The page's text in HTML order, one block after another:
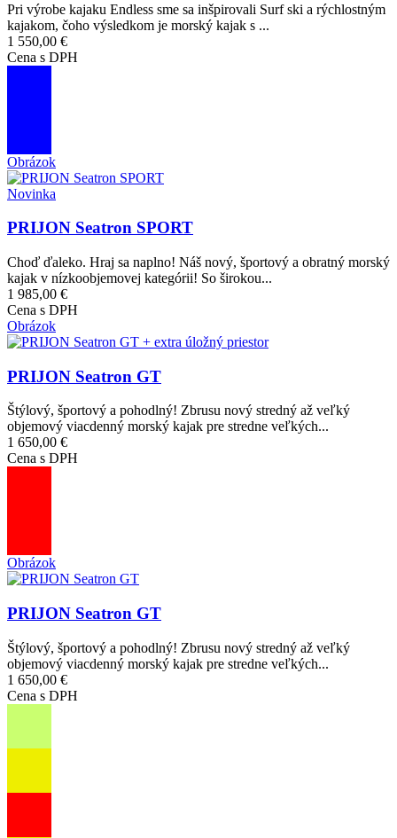
Pri výrobe kajaku Endless sme sa inšpirovali Surf ski a rýchlostným
kajakom, čoho výsledkom je morský kajak s ...
1 550,00 €
Cena s DPH
Obrázok
Novinka
PRIJON Seatron SPORT
Choď ďaleko. Hraj sa naplno! Náš nový, športový a obratný morský
kajak v nízkoobjemovej kategórii! So širokou...
1 985,00 €
Cena s DPH
Obrázok
PRIJON Seatron GT
Štýlový, športový a pohodlný! Zbrusu nový stredný až veľký
objemový viacdenný morský kajak pre stredne veľkých...
1 650,00 €
Cena s DPH
Obrázok
PRIJON Seatron GT
Štýlový, športový a pohodlný! Zbrusu nový stredný až veľký
objemový viacdenný morský kajak pre stredne veľkých...
1 650,00 €
Cena s DPH